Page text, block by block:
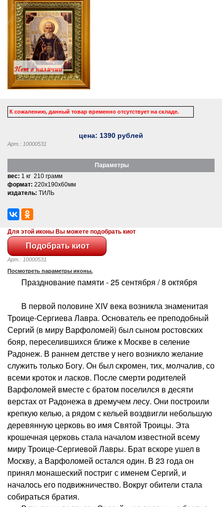
К сожалению, данный товар временно отсутствует на складе.
цена: 1390 рублей
Арт.: 10000531
Параметры
вес: 1 кг 210 грамм
формат: 220x190x60мм
издатель: ТИЛЬ
Для этой иконы Вы можете подобрать киот
Арт.: 10000531
Посмотреть параметры иконы.
Празднование памяти - 25 сентября / 8 октября
В первой половине ХIV века возникла знаменитая
Троице-Сергиева Лавра. Основатель ее преподобный
Сергий (в миру Варфоломей) был сыном ростовских
бояр, переселившихся ближе к Москве в селение
Радонеж. В раннем детстве у него возникло желание
служить только Богу. Он был скромен, тих, молчалив, со
всеми кроток и ласков. После смерти родителей
Варфоломей вместе с братом поселился в десяти
верстах от Радонежа в дремучем лесу. Они построили
крепкую келью, а рядом с кельей воздвигли небольшую
деревянную церковь во имя Святой Троицы. Эта
крошечная церковь стала началом известной всему
миру Троице-Сергиевой Лавры. Брат вскоре ушел в
Москву, а Варфоломей остался один. В 23 года он
принял монашеский постриг с именем Сергий, и
началось его подвижничество. Вокруг обители стала
собираться братия.